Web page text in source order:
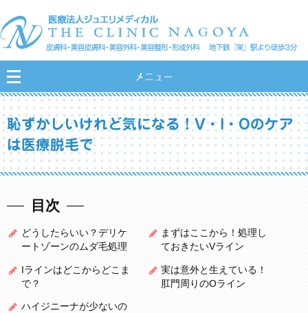
メニュー
恥ずかしいけれど気になる！V・I・Oのケア
は医療脱毛で
目次
どうしたらいい？デリケ
ートゾーンのムダ毛処理
まずはここから！処理し
ておきたいVライン
Iラインはどこからどこま
で？
実は意外と生えている！
肛門周りのOライン
ハイジニーナが少ないの